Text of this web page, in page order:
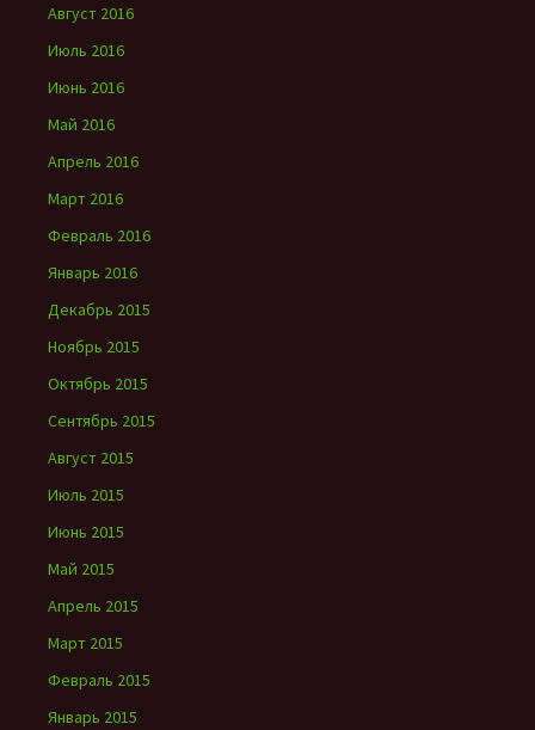
Август 2016
Июль 2016
Июнь 2016
Май 2016
Апрель 2016
Март 2016
Февраль 2016
Январь 2016
Декабрь 2015
Ноябрь 2015
Октябрь 2015
Сентябрь 2015
Август 2015
Июль 2015
Июнь 2015
Май 2015
Апрель 2015
Март 2015
Февраль 2015
Январь 2015